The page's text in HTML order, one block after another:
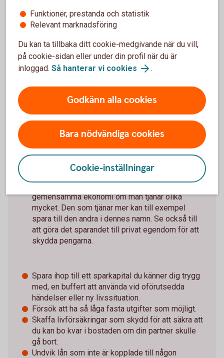
Kom överens om hur just ni ska göra med er
gemensamma ekonomi.
Tjänar ni olika mycket bör ni ta hänsyn till det.
Den som tjänar mer kan till exempel stå för en
större andel av utgifterna.
Ta även hänsyn till de mindre utgifterna. Spara
om hur mycket det handlar om.
En gemensam ekonomi måste inte innebära att
alla pengar går in på samma konto. Men ett
gemensamt konto, kopplat till varsitt kort, för
vardagliga inköp kan vara bra för att också få
Pensionssparande bör ingå i ett hushålls
gemensamma ekonomi om man tjänar olika
mycket. Den som tjänar mer kan till exempel
spara till den andra i dennes namn. Se också till
att göra det sparandet till privat egendom för att
skydda pengarna.
Spara ihop till ett sparkapital du känner dig trygg
med, en buffert att använda vid oförutsedda
händelser eller ny livssituation.
Försök att ha så låga fasta utgifter som möjligt.
Skaffa livförsäkringar som skydd för att säkra att
du kan bo kvar i bostaden om din partner skulle
gå bort.
Undvik lån som inte är kopplade till någon
Funktioner, prestanda och statistik
Relevant marknadsföring
Du kan ta tillbaka ditt cookie-medgivande när du vill,
på cookie-sidan eller under din profil när du är
inloggad. Så hanterar vi cookies .
Godkänn alla cookies
Bara nödvändiga cookies
Cookie-inställningar